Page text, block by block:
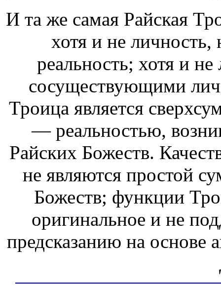
И та же самая Райская
хотя и не
реальность; хотя и
сосуществующими
Троица является
— реальностью,
Райских Божеств.
не являются простой
Божеств; функции
оригинальное и не
предсказанию на основе